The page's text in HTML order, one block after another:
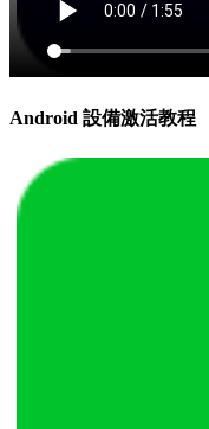
Android 設備激活教程